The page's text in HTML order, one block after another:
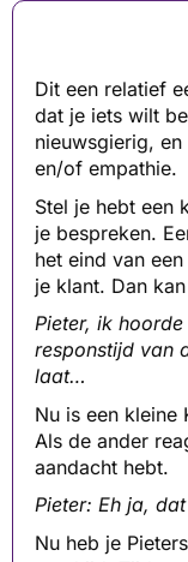
Dit een relatief
dat je iets wilt
nieuwsgierig,
en/of empathie.
Stel je hebt een
je bespreken.
het eind van
je klant. Dan
Pieter, ik
responstijd van
laat…
Nu is een kleine
Als de ander
aandacht hebt.
Pieter: Eh ja,
Nu heb je